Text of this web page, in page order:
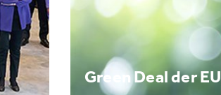
Green Deal der EU